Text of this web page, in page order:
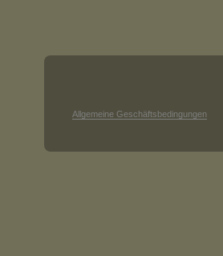
Allgemeine Geschäftsbedingungen